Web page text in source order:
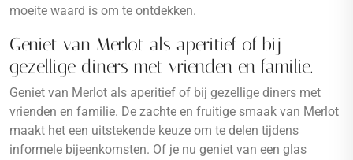
moeite waard is om te ontdekken.
Geniet van Merlot als aperitief of bij
gezellige diners met vrienden en familie.
Geniet van Merlot als aperitief of bij gezellige diners met
vrienden en familie. De zachte en fruitige smaak van Merlot
maakt het een uitstekende keuze om te delen tijdens
informele bijeenkomsten. Of je nu geniet van een glas